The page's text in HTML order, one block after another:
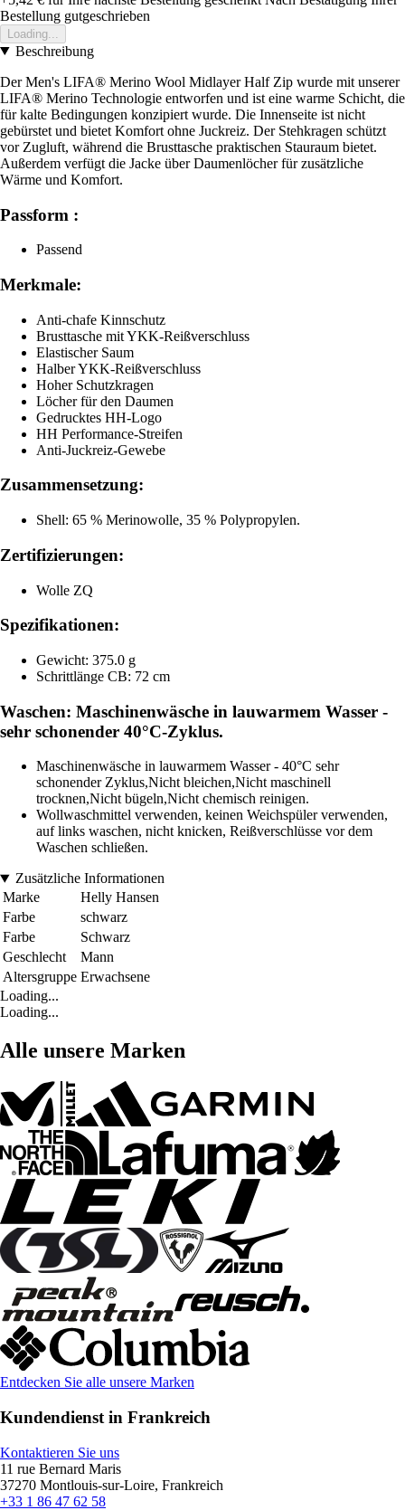
Bestellung gutgeschrieben
Loading...
Beschreibung
Der Men's LIFA® Merino Wool Midlayer Half Zip wurde mit unserer
LIFA® Merino Technologie entworfen und ist eine warme Schicht, die
für kalte Bedingungen konzipiert wurde. Die Innenseite ist nicht
gebürstet und bietet Komfort ohne Juckreiz. Der Stehkragen schützt
vor Zugluft, während die Brusttasche praktischen Stauraum bietet.
Außerdem verfügt die Jacke über Daumenlöcher für zusätzliche
Wärme und Komfort.
Passform :
Passend
Merkmale:
Anti-chafe Kinnschutz
Brusttasche mit YKK-Reißverschluss
Elastischer Saum
Halber YKK-Reißverschluss
Hoher Schutzkragen
Löcher für den Daumen
Gedrucktes HH-Logo
HH Performance-Streifen
Anti-Juckreiz-Gewebe
Zusammensetzung:
Shell: 65 % Merinowolle, 35 % Polypropylen.
Zertifizierungen:
Wolle ZQ
Spezifikationen:
Gewicht: 375.0 g
Schrittlänge CB: 72 cm
Waschen: Maschinenwäsche in lauwarmem Wasser -
sehr schonender 40°C-Zyklus.
Maschinenwäsche in lauwarmem Wasser - 40°C sehr
schonender Zyklus,Nicht bleichen,Nicht maschinell
trocknen,Nicht bügeln,Nicht chemisch reinigen.
Wollwaschmittel verwenden, keinen Weichspüler verwenden,
auf links waschen, nicht knicken, Reißverschlüsse vor dem
Waschen schließen.
Zusätzliche Informationen
Marke
Helly Hansen
Farbe
schwarz
Farbe
Schwarz
Geschlecht
Mann
Altersgruppe Erwachsene
Loading...
Loading...
Alle unsere Marken
Entdecken Sie alle unsere Marken
Kundendienst in Frankreich
Kontaktieren Sie uns
11 rue Bernard Maris
37270 Montlouis-sur-Loire, Frankreich
+33 1 86 47 62 58